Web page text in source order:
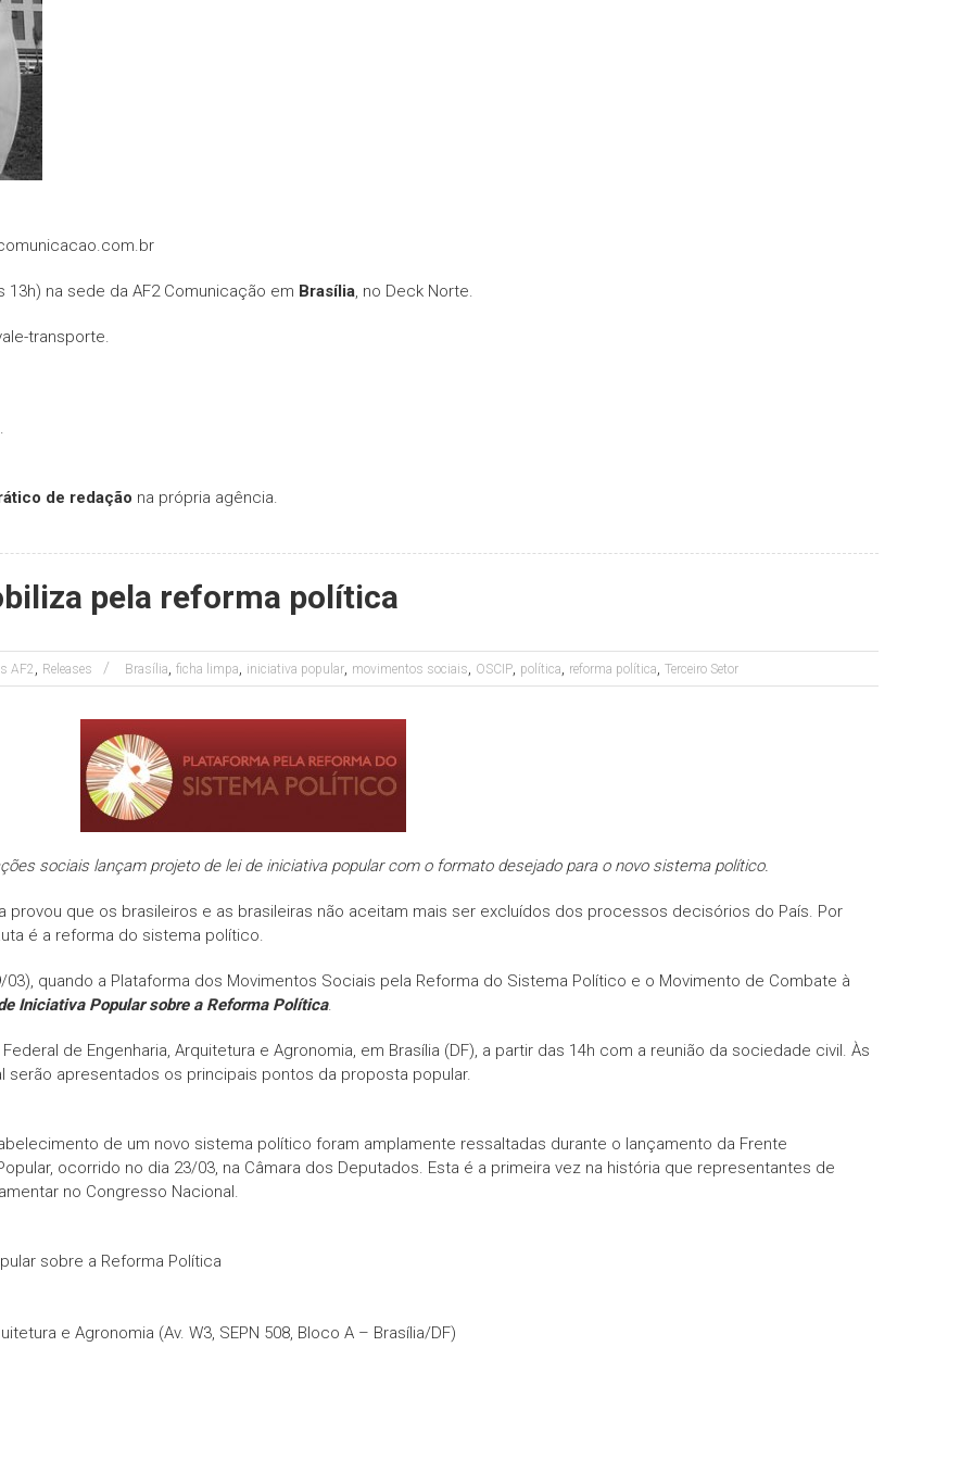
na sede da AF2 Comunicação em Brasília, no Deck Norte.
transporte.
de redação na própria agência.
pela reforma política
AF2 , Releases Brasília, ficha limpa, iniciativa popular, movimentos sociais, OSCIP, política, reforma política, Terceiro Setor
sociais lançam projeto de lei de iniciativa popular com o formato desejado para o novo sistema político.
provou que os brasileiros e as brasileiras não aceitam mais ser excluídos dos processos decisórios do País. Por
é a reforma do sistema político.
quando a Plataforma dos Movimentos Sociais pela Reforma do Sistema Político e o Movimento de Combate à
Iniciativa Popular sobre a Reforma Política.
de Engenharia, Arquitetura e Agronomia, em Brasília (DF), a partir das 14h com a reunião da sociedade civil. Às
apresentados os principais pontos da proposta popular.
de um novo sistema político foram amplamente ressaltadas durante o lançamento da Frente
ocorrido no dia 23/03, na Câmara dos Deputados. Esta é a primeira vez na história que representantes de
no Congresso Nacional.
sobre a Reforma Política
e Agronomia (Av. W3, SEPN 508, Bloco A – Brasília/DF)